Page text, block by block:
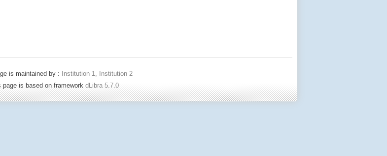
is maintained by :
Institution 1, Institution 2
page is based on framework dLibra 5.7.0